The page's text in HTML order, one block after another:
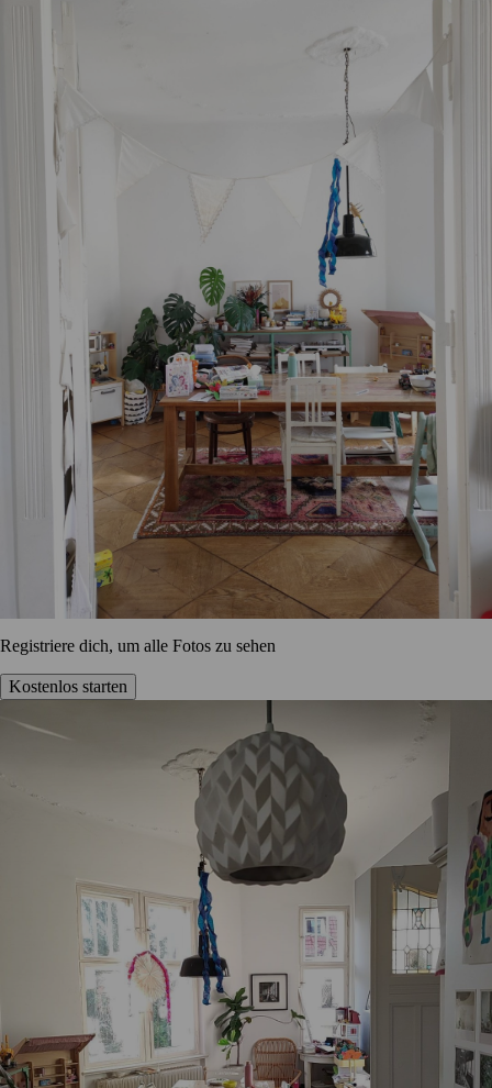
Registriere dich, um alle Fotos zu sehen
Kostenlos starten